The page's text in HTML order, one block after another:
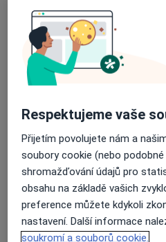
Během své praxe jsem
profesionálních hygienických
zubů a naučila přes 10 000
ústní hygieny, což snížilo
pacienty o 75 %.
Hlavní oblasti léčby
- Atraumatické profesionální
- Prevence citlivosti a
standardizovaných
- Profesionální ordinační
- Léčba parodontitidy
- Instruktáž domácí péče o
- Individuální výběr
použití.
- Aplikace dentálních šperků.
Moje praxe a tým
Respektujeme vaše
Přijetím povolujete nám a
soubory cookie (nebo
shromažďování údajů pro
obsahu na základě vašich
preference můžete kdykoli
nastavení. Další informace
soukromí a souborů cookie.